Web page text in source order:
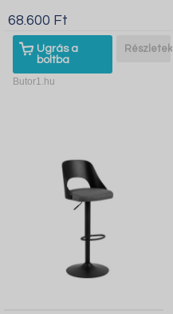
68.600 Ft
Ugrás a
boltba
Részletek
Butor1.hu